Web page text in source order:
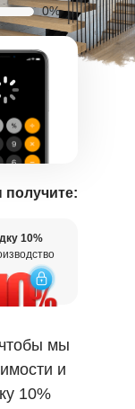
чтобы мы
и
10%
0%
получите:
10%